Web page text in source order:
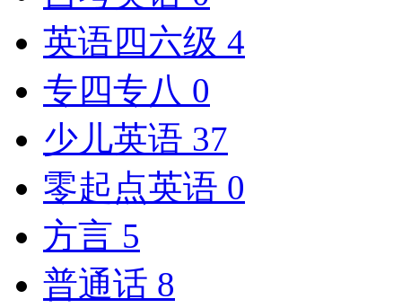
英语四六级 4
专四专八 0
少儿英语 37
零起点英语 0
方言 5
普通话 8